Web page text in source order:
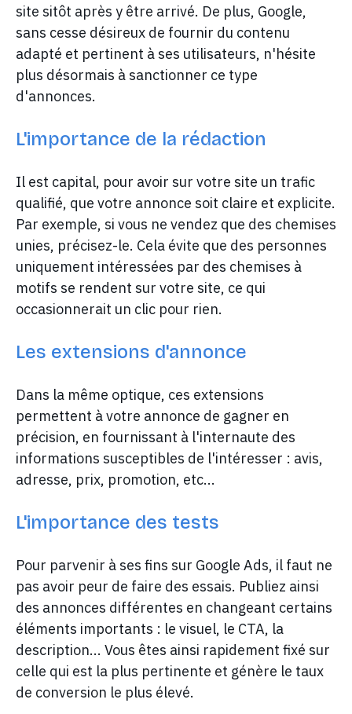
site sitôt après y être arrivé. De plus, Google,
sans cesse désireux de fournir du contenu
adapté et pertinent à ses utilisateurs, n'hésite
plus désormais à sanctionner ce type
d'annonces.
L'importance de la rédaction
Il est capital, pour avoir sur votre site un trafic
qualifié, que votre annonce soit claire et explicite.
Par exemple, si vous ne vendez que des chemises
unies, précisez-le. Cela évite que des personnes
uniquement intéressées par des chemises à
motifs se rendent sur votre site, ce qui
occasionnerait un clic pour rien.
Les extensions d'annonce
Dans la même optique, ces extensions
permettent à votre annonce de gagner en
précision, en fournissant à l'internaute des
informations susceptibles de l'intéresser : avis,
adresse, prix, promotion, etc...
L'importance des tests
Pour parvenir à ses fins sur Google Ads, il faut ne
pas avoir peur de faire des essais. Publiez ainsi
des annonces différentes en changeant certains
éléments importants : le visuel, le CTA, la
description... Vous êtes ainsi rapidement fixé sur
celle qui est la plus pertinente et génère le taux
de conversion le plus élevé.